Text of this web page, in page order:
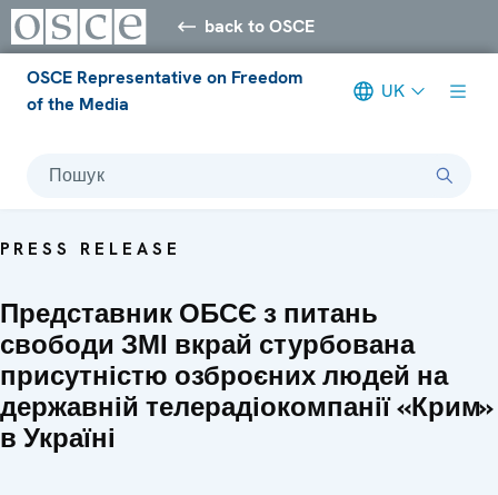
back to OSCE
OSCE Representative on Freedom
of the Media
UK
Пошук
PRESS RELEASE
Представник ОБСЄ з питань
свободи ЗМІ вкрай стурбована
присутністю озброєних людей на
державній телерадіокомпанії «Крим»
в Україні